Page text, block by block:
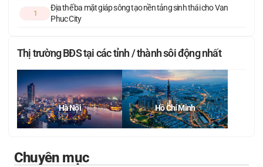
1
Địa thế ba mặt giáp sông tạo nền tảng sinh thái cho Van
Phuc City
Thị trường BĐS tại các tỉnh / thành sôi động nhất
Hà Nội Hồ Chí Minh
Chuyên mục